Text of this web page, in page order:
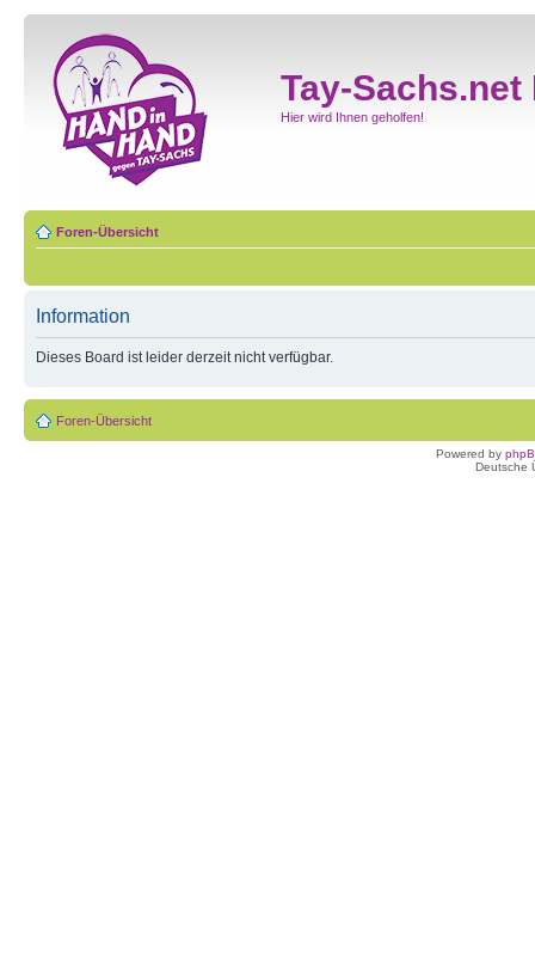
Tay-Sachs.net
Hier wird Ihnen geholfen!
Foren-Übersicht
Information
Dieses Board ist leider derzeit nicht verfügbar.
Foren-Übersicht
Powered by
Deutsche